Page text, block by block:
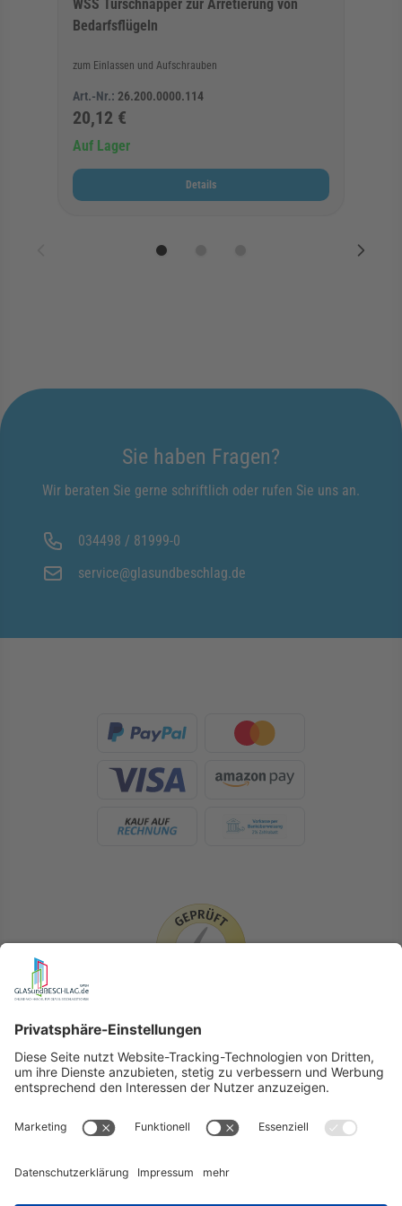
WSS Türschnäpper zur Arretierung von
Bedarfsflügeln
zum Einlassen und Aufschrauben
Art.-Nr.: 26.200.0000.114
20,12 €
Auf Lager
Details
Sie haben Fragen?
Wir beraten Sie gerne schriftlich oder rufen Sie uns an.
034498 / 81999-0
service@glasundbeschlag.de